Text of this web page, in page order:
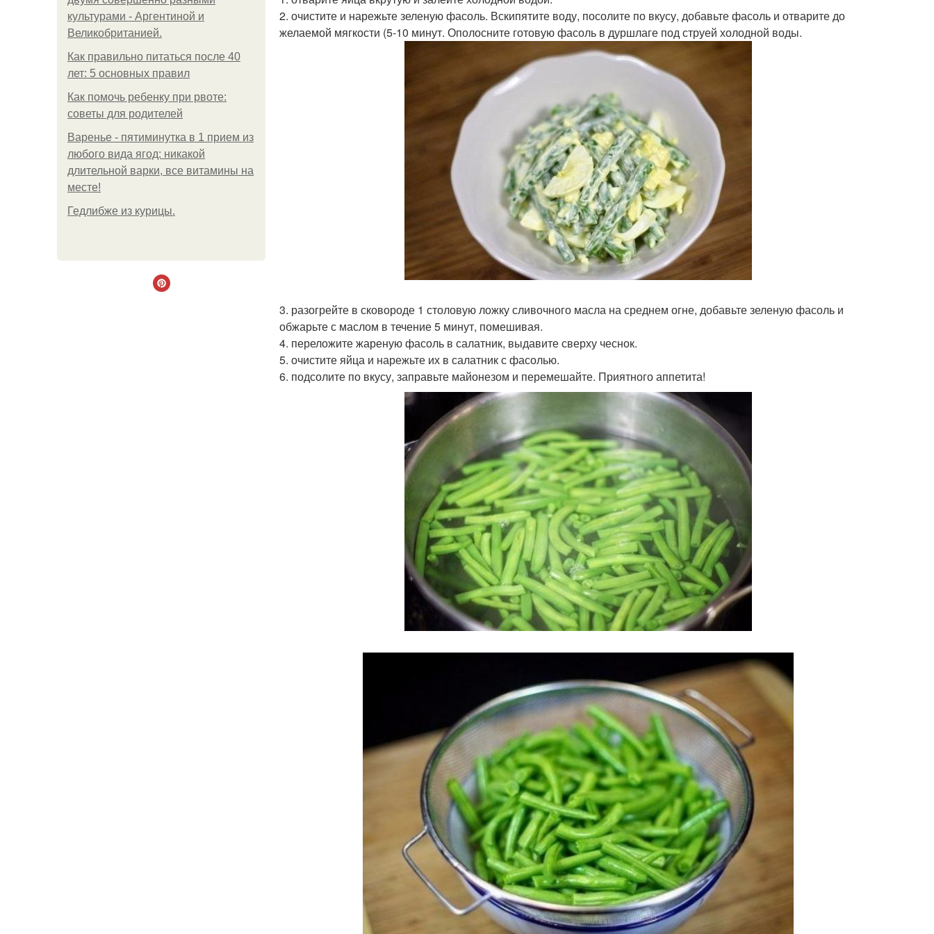
культурами - Аргентиной и
Великобританией.
Как правильно питаться после 40
лет: 5 основных правил
Как помочь ребенку при рвоте:
советы для родителей
Варенье - пятиминутка в 1 прием из
любого вида ягод: никакой
длительной варки, все витамины на
месте!
Гедлибже из курицы.
2. очистите и нарежьте зеленую фасоль. Вскипятите воду, посолите по вкусу, добавьте фасоль и отварите до
желаемой мягкости (5-10 минут. Ополосните готовую фасоль в дуршлаге под струей холодной воды.
3. разогрейте в сковороде 1 столовую ложку сливочного масла на среднем огне, добавьте зеленую фасоль и
обжарьте с маслом в течение 5 минут, помешивая.
4. переложите жареную фасоль в салатник, выдавите сверху чеснок.
5. очистите яйца и нарежьте их в салатник с фасолью.
6. подсолите по вкусу, заправьте майонезом и перемешайте. Приятного аппетита!